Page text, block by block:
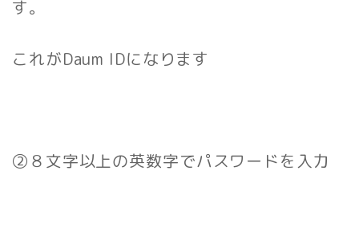
す。
これがDaum IDになります
②８文字以上の英数字でパスワードを入力